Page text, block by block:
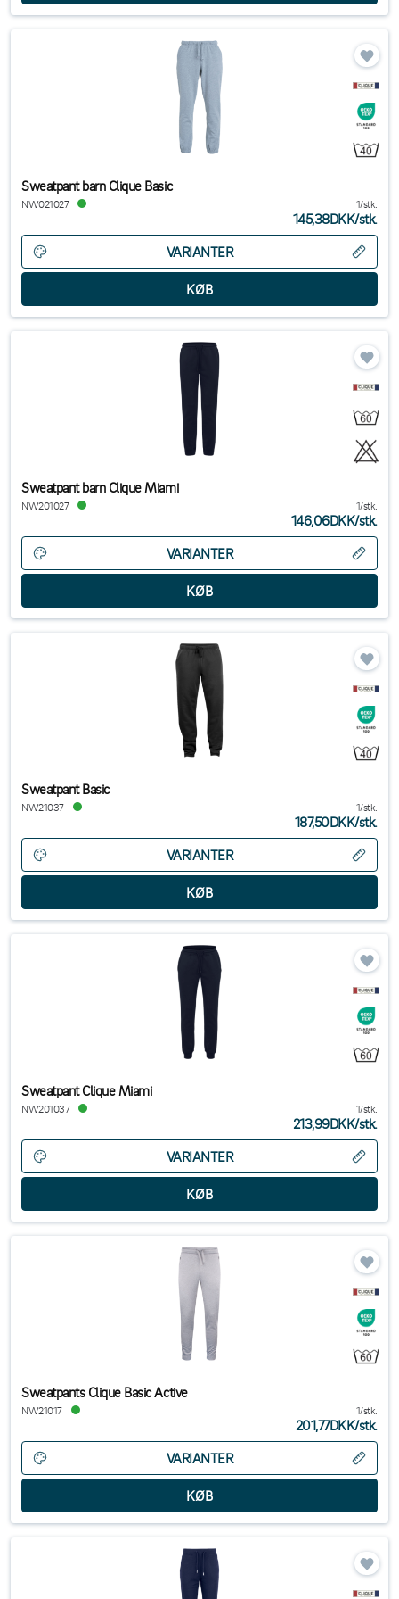
Sweatpant barn Clique Basic
NW021027 1/stk.
145,38DKK/stk.
VARIANTER
Sweatpant barn Clique Miami
NW201027 1/stk.
146,06DKK/stk.
VARIANTER
Sweatpant Basic
NW21037 1/stk.
187,50DKK/stk.
VARIANTER
Sweatpant Clique Miami
NW201037 1/stk.
213,99DKK/stk.
VARIANTER
Sweatpants Clique Basic Active
NW21017 1/stk.
201,77DKK/stk.
VARIANTER